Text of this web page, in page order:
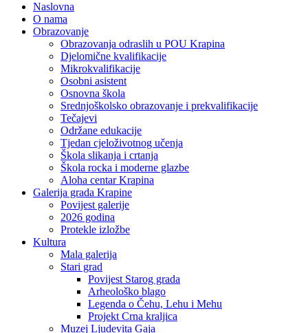
Naslovna
O nama
Obrazovanje
Obrazovanja odraslih u POU Krapina
Djelomične kvalifikacije
Mikrokvalifikacije
Osobni asistent
Osnovna škola
Srednjoškolsko obrazovanje i prekvalifikacije
Tečajevi
Održane edukacije
Tjedan cjeloživotnog učenja
Škola slikanja i crtanja
Škola rocka i moderne glazbe
Aloha centar Krapina
Galerija grada Krapine
Povijest galerije
2026 godina
Protekle izložbe
Kultura
Mala galerija
Stari grad
Povijest Starog grada
Arheološko blago
Legenda o Čehu, Lehu i Mehu
Projekt Crna kraljica
Muzej Ljudevita Gaja